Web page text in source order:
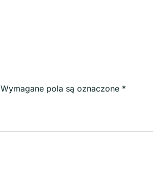
Wymagane pola są oznaczone *